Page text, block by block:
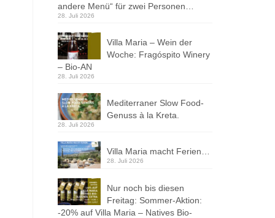
andere Menü“ für zwei Personen…
28. Juli 2026
Villa Maria – Wein der
Woche: Fragóspito Winery
– Bio-AN
28. Juli 2026
Mediterraner Slow Food-
Genuss à la Kreta.
28. Juli 2026
Villa Maria macht Ferien…
28. Juli 2026
Nur noch bis diesen
Freitag: Sommer-Aktion:
-20% auf Villa Maria – Natives Bio-